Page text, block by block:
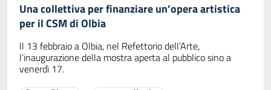
Una collettiva per finanziare un’opera artistica
per il CSM di Olbia
Il 13 febbraio a Olbia, nel Refettorio dell’Arte,
l’inaugurazione della mostra aperta al pubblico sino a
venerdì 17.